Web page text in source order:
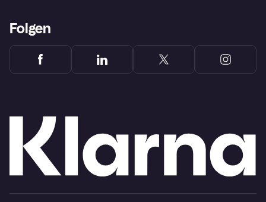
Folgen